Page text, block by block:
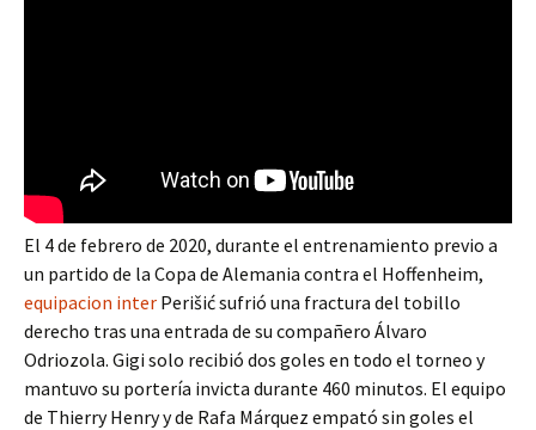
El 4 de febrero de 2020, durante el entrenamiento previo a
un partido de la Copa de Alemania contra el Hoffenheim,
equipacion inter Perišić sufrió una fractura del tobillo
derecho tras una entrada de su compañero Álvaro
Odriozola. Gigi solo recibió dos goles en todo el torneo y
mantuvo su portería invicta durante 460 minutos. El equipo
de Thierry Henry y de Rafa Márquez empató sin goles el